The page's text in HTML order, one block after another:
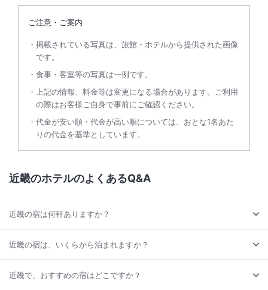
ご注意・ご案内
掲載されている写真は、旅館・ホテルから提供された画像
です。
食事・客室等の写真は一例です。
上記の情報、料金等は変更になる場合があります。ご利用
の際はお客様ご自身で事前にご確認ください。
代金が安い順・代金が高い順については、おとな1名あた
りの代金を基準としています。
近畿のホテルのよくあるQ&A
近畿の宿は何軒ありますか？
近畿の宿は、いくらから泊まれますか？
近畿で、おすすめの宿はどこですか？